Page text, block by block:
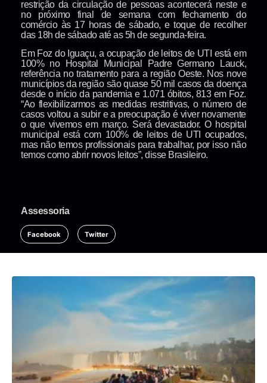
restrição da circulação de pessoas acontecerá neste e
no próximo final de semana com fechamento do
comércio às 17 horas de sábado, e toque de recolher
das 18h de sábado até as 5h de segunda-feira.
Em Foz do Iguaçu, a ocupação de leitos de UTI está em
100% no Hospital Municipal Padre Germano Lauck,
referência no tratamento para a região Oeste. Nos nove
municípios da região são quase 50 mil casos da doença
desde o início da pandemia e 1.071 óbitos, 813 em Foz.
“Ao flexibilizarmos as medidas restritivas, o número de
casos voltou a subir e a preocupação é viver novamente
o que vivemos em março. Será devastador. O hospital
municipal está com 100% de leitos de UTI ocupados,
mas não temos profissionais para trabalhar, por isso não
temos como abrir novos leitos”, disse Brasileiro.
Assessoria
Facebook Twitter